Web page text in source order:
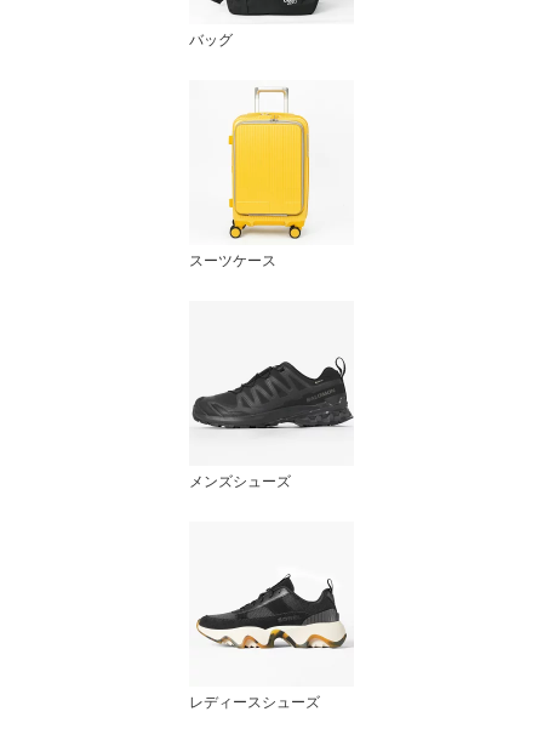
バッグ
スーツケース
メンズシューズ
レディースシューズ